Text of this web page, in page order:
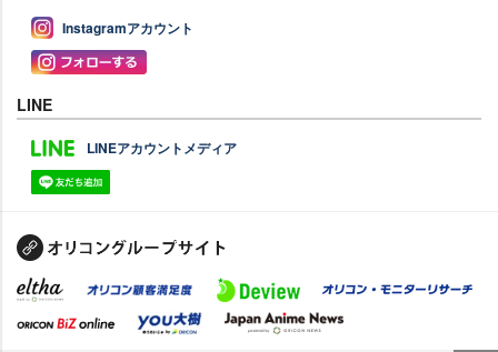
Instagramアカウント
LINE
LINEアカウントメディア